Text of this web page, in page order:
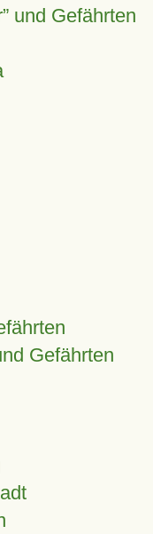
und Gefährten
Gefährten